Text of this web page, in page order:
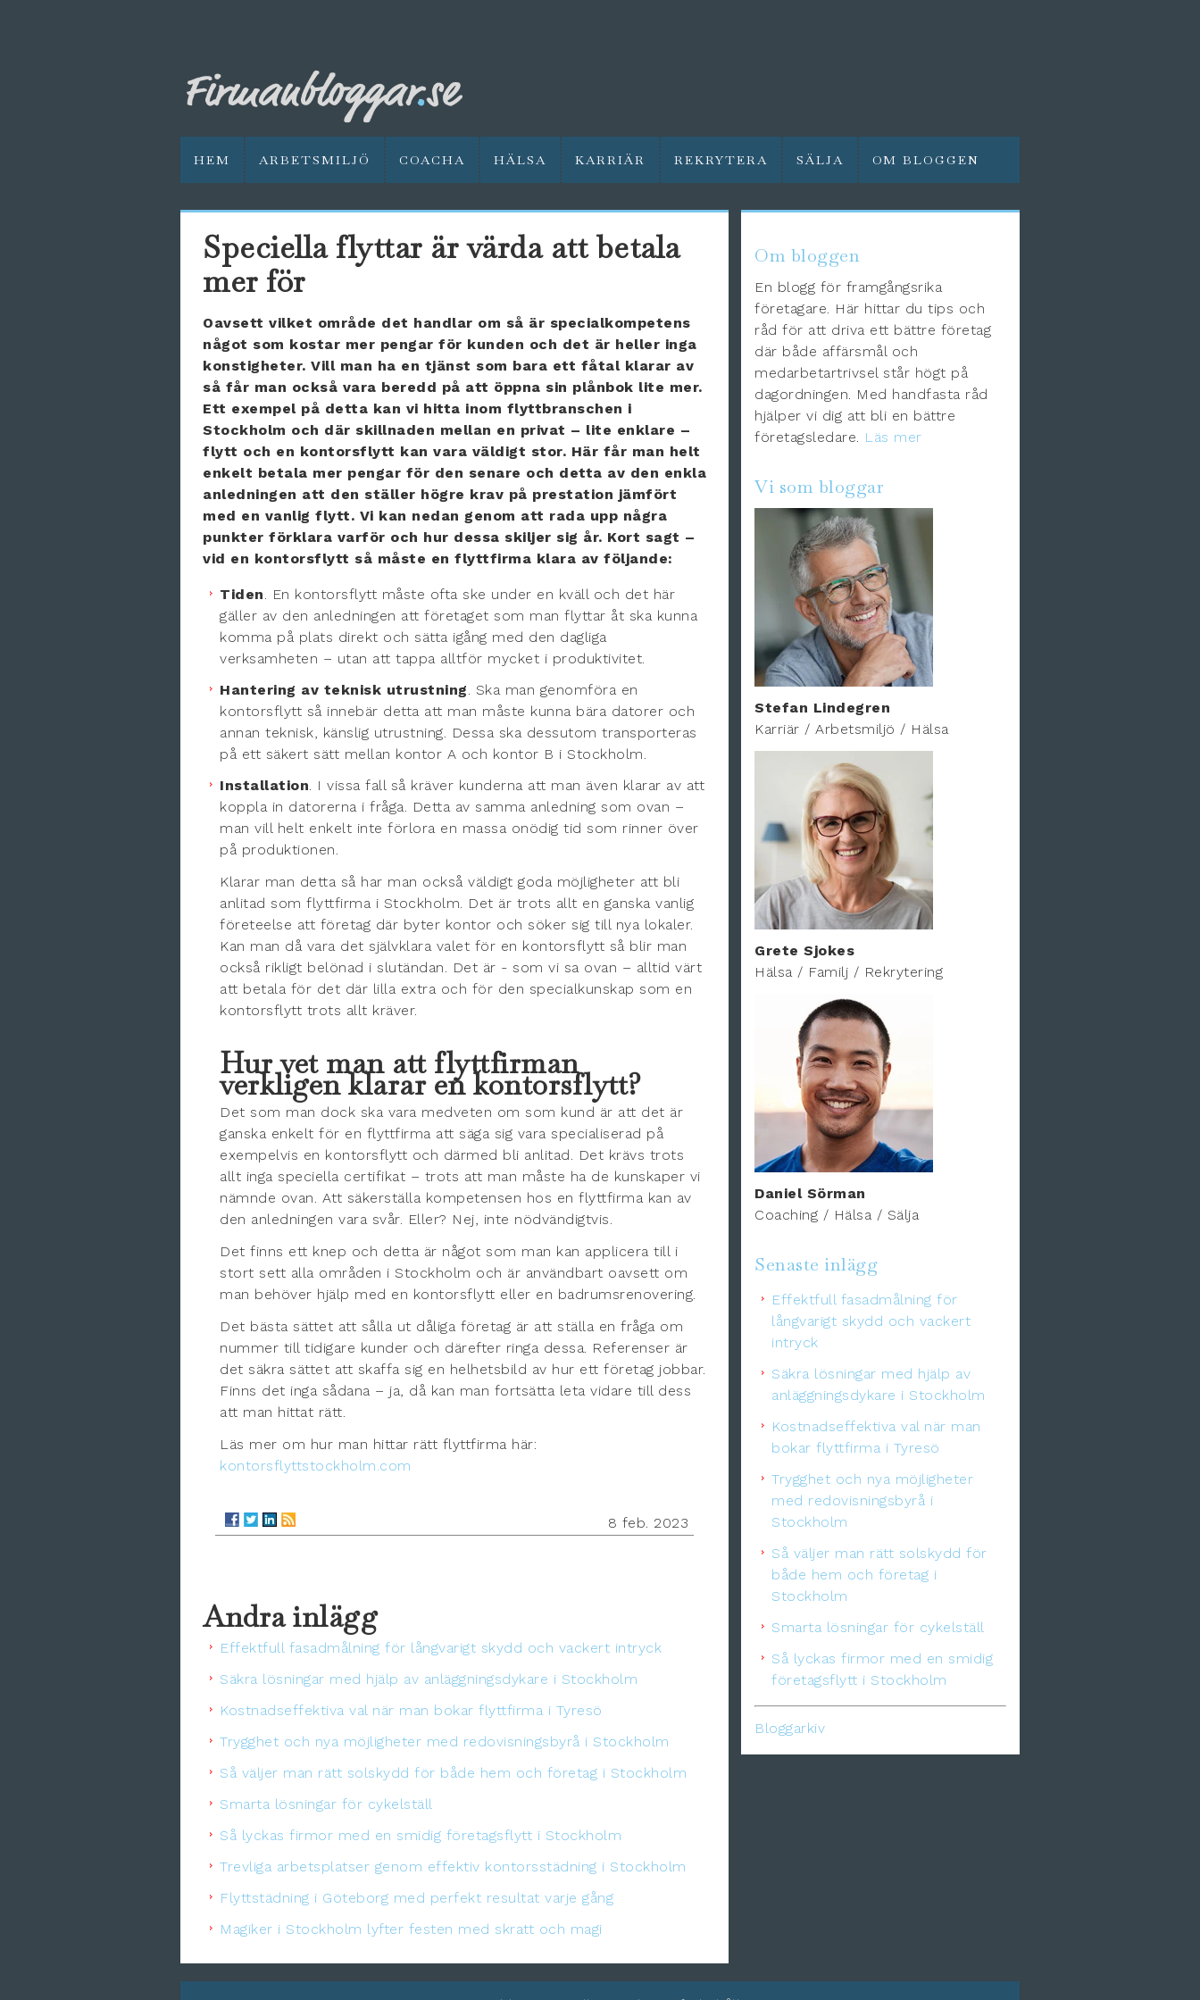
HEM ARBETSMILJÖ COACHA HÄLSA KARRIÄR REKRYTERA SÄLJA OM BLOGGEN
Speciella flyttar är värda att betala
mer för
Oavsett vilket område det handlar om så är specialkompetens
något som kostar mer pengar för kunden och det är heller inga
konstigheter. Vill man ha en tjänst som bara ett fåtal klarar av
så får man också vara beredd på att öppna sin plånbok lite mer.
Ett exempel på detta kan vi hitta inom flyttbranschen i
Stockholm och där skillnaden mellan en privat – lite enklare –
flytt och en kontorsflytt kan vara väldigt stor. Här får man helt
enkelt betala mer pengar för den senare och detta av den enkla
anledningen att den ställer högre krav på prestation jämfört
med en vanlig flytt. Vi kan nedan genom att rada upp några
punkter förklara varför och hur dessa skiljer sig år. Kort sagt –
vid en kontorsflytt så måste en flyttfirma klara av följande:
Tiden. En kontorsflytt måste ofta ske under en kväll och det här
gäller av den anledningen att företaget som man flyttar åt ska kunna
komma på plats direkt och sätta igång med den dagliga
verksamheten – utan att tappa alltför mycket i produktivitet.
Hantering av teknisk utrustning. Ska man genomföra en
kontorsflytt så innebär detta att man måste kunna bära datorer och
annan teknisk, känslig utrustning. Dessa ska dessutom transporteras
på ett säkert sätt mellan kontor A och kontor B i Stockholm.
Installation. I vissa fall så kräver kunderna att man även klarar av att
koppla in datorerna i fråga. Detta av samma anledning som ovan –
man vill helt enkelt inte förlora en massa onödig tid som rinner över
på produktionen.
Klarar man detta så har man också väldigt goda möjligheter att bli
anlitad som flyttfirma i Stockholm. Det är trots allt en ganska vanlig
företeelse att företag där byter kontor och söker sig till nya lokaler.
Kan man då vara det självklara valet för en kontorsflytt så blir man
också rikligt belönad i slutändan. Det är - som vi sa ovan – alltid värt
att betala för det där lilla extra och för den specialkunskap som en
kontorsflytt trots allt kräver.
Hur vet man att flyttfirman
verkligen klarar en kontorsflytt?
Det som man dock ska vara medveten om som kund är att det är
ganska enkelt för en flyttfirma att säga sig vara specialiserad på
exempelvis en kontorsflytt och därmed bli anlitad. Det krävs trots
allt inga speciella certifikat – trots att man måste ha de kunskaper vi
nämnde ovan. Att säkerställa kompetensen hos en flyttfirma kan av
den anledningen vara svår. Eller? Nej, inte nödvändigtvis.
Det finns ett knep och detta är något som man kan applicera till i
stort sett alla områden i Stockholm och är användbart oavsett om
man behöver hjälp med en kontorsflytt eller en badrumsrenovering.
Det bästa sättet att sålla ut dåliga företag är att ställa en fråga om
nummer till tidigare kunder och därefter ringa dessa. Referenser är
det säkra sättet att skaffa sig en helhetsbild av hur ett företag jobbar.
Finns det inga sådana – ja, då kan man fortsätta leta vidare till dess
att man hittat rätt.
Läs mer om hur man hittar rätt flyttfirma här:
kontorsflyttstockholm.com
8 feb. 2023
Andra inlägg
Effektfull fasadmålning för långvarigt skydd och vackert intryck
Säkra lösningar med hjälp av anläggningsdykare i Stockholm
Kostnadseffektiva val när man bokar flyttfirma i Tyresö
Trygghet och nya möjligheter med redovisningsbyrå i Stockholm
Så väljer man rätt solskydd för både hem och företag i Stockholm
Smarta lösningar för cykelställ
Så lyckas firmor med en smidig företagsflytt i Stockholm
Trevliga arbetsplatser genom effektiv kontorsstädning i Stockholm
Flyttstädning i Göteborg med perfekt resultat varje gång
Magiker i Stockholm lyfter festen med skratt och magi
Om bloggen
En blogg för framgångsrika
företagare. Här hittar du tips och
råd för att driva ett bättre företag
där både affärsmål och
medarbetartrivsel står högt på
dagordningen. Med handfasta råd
hjälper vi dig att bli en bättre
företagsledare. Läs mer
Vi som bloggar
Stefan Lindegren
Karriär / Arbetsmiljö / Hälsa
Grete Sjokes
Hälsa / Familj / Rekrytering
Daniel Sörman
Coaching / Hälsa / Sälja
Senaste inlägg
Effektfull fasadmålning för
långvarigt skydd och vackert
intryck
Säkra lösningar med hjälp av
anläggningsdykare i Stockholm
Kostnadseffektiva val när man
bokar flyttfirma i Tyresö
Trygghet och nya möjligheter
med redovisningsbyrå i
Stockholm
Så väljer man rätt solskydd för
både hem och företag i
Stockholm
Smarta lösningar för cykelställ
Så lyckas firmor med en smidig
företagsflytt i Stockholm
Bloggarkiv